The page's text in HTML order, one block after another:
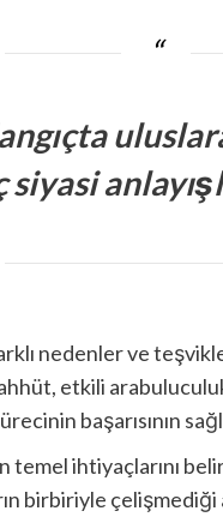
siyasi
nedenler ve
etkili
başarısının
temel ihtiyaçlarını
birbiriyle çelişmediği